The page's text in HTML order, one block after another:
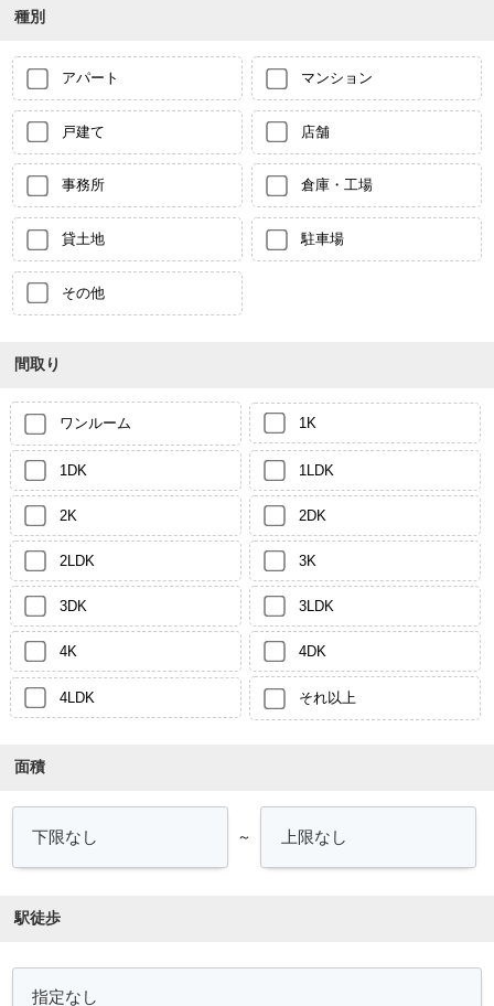
種別
アパート マンション
戸建て 店舗
事務所 倉庫・工場
貸土地 駐車場
その他
間取り
ワンルーム 1K
1DK 1LDK
2K 2DK
2LDK 3K
3DK 3LDK
4K 4DK
4LDK それ以上
面積
～
駅徒歩